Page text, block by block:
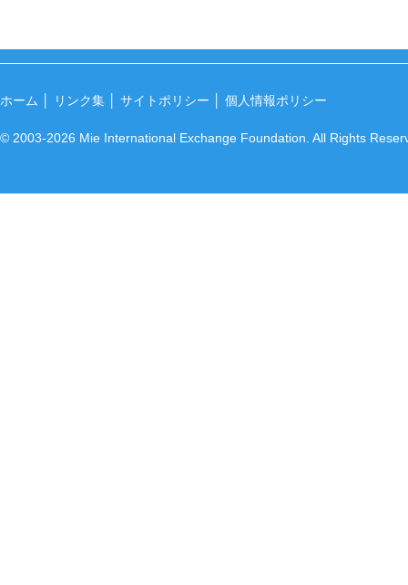
ホーム リンク集 サイトポリシー 個人情報ポリシー
© 2003-2026 Mie International Exchange Foundation. All Rights